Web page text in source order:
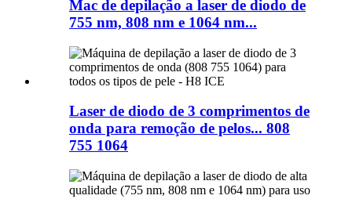
Mac de depilação a laser de diodo de
755 nm, 808 nm e 1064 nm...
Laser de diodo de 3 comprimentos de
onda para remoção de pelos... 808
755 1064